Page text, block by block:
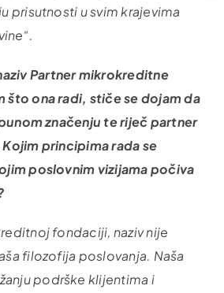
prisutnosti u svim krajevima
Partner mikrokreditne
što ona radi, stiče se dojam da
značenju te riječ partner
principima rada se
poslovnim vizijama počiva
fondaciji, naziv nije
filozofija poslovanja. Naša
podrške klijentima i